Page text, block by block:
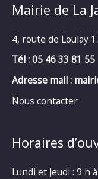
Mairie de La
4, route de Loulay
Tél : 05 46 33 81 55
Adresse mail :
Nous contacter
Horaires
Lundi et Jeudi : 9 h